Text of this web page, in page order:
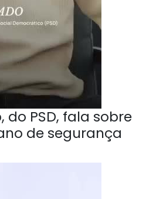
do PSD, fala sobre
de segurança